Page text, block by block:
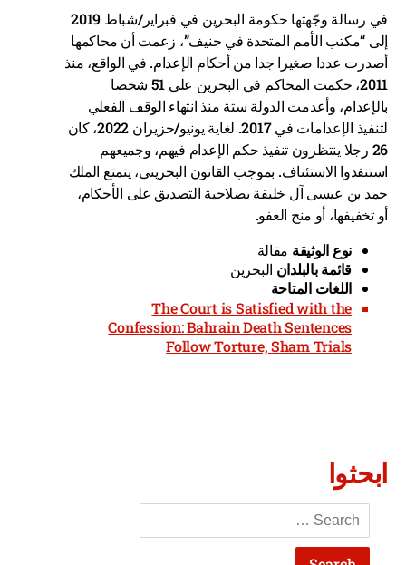
في رسالة وجّهتها حكومة البحرين في فبراير/شباط 2019
إلى “مكتب الأمم المتحدة في جنيف”، زعمت أن محاكمها
أصدرت عددا صغيرا جدا من أحكام الإعدام. في الواقع، منذ
2011، حكمت المحاكم في البحرين على 51 شخصا
بالإعدام، وأعدمت الدولة ستة منذ انتهاء الوقف الفعلي
لتنفيذ الإعدامات في 2017. لغاية يونيو/حزيران 2022، كان
26 رجلا ينتظرون تنفيذ حكم الإعدام فيهم، وجميعهم
استنفدوا الاستئناف. بموجب القانون البحريني، يتمتع الملك
حمد بن عيسى آل خليفة بصلاحية التصديق على الأحكام،
أو تخفيفها، أو منح العفو.
نوع الوثيقة مقالة
قائمة بالبلدان البحرين
اللغات المتاحة
The Court is Satisfied with the
Confession: Bahrain Death Sentences
Follow Torture, Sham Trials
ابحثوا